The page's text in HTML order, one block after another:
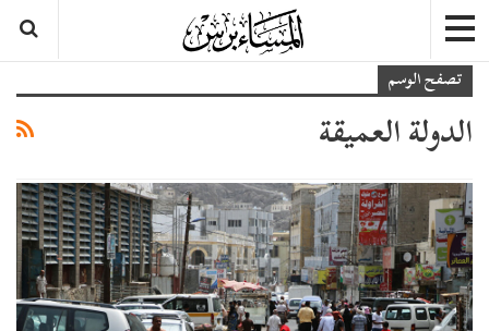
تصفح الوسم
الدولة العميقة